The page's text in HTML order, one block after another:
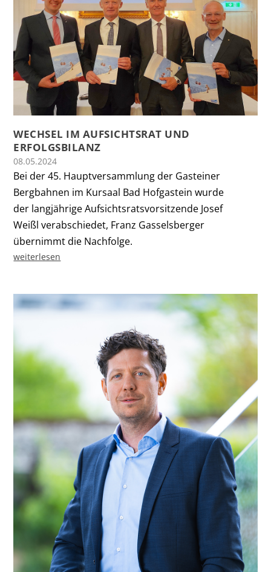
WECHSEL IM AUFSICHTSRAT UND
ERFOLGSBILANZ
08.05.2024
Bei der 45. Hauptversammlung der Gasteiner
Bergbahnen im Kursaal Bad Hofgastein wurde
der langjährige Aufsichtsratsvorsitzende Josef
Weißl verabschiedet, Franz Gasselsberger
übernimmt die Nachfolge.
weiterlesen